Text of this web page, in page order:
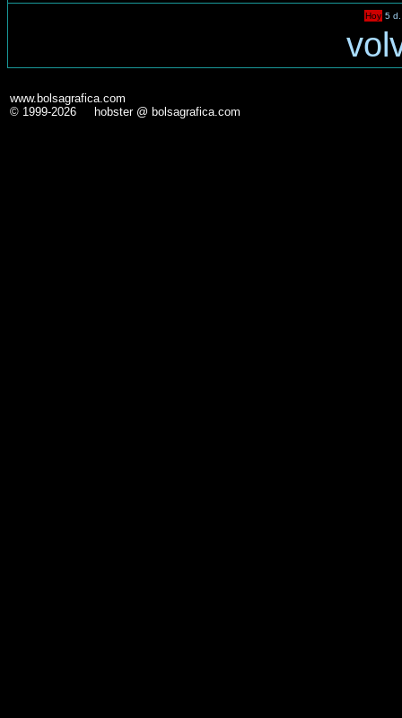
Hoy 5 d.
www.bolsagrafica.com
© 1999-2026 hobster @ bolsagrafica.com